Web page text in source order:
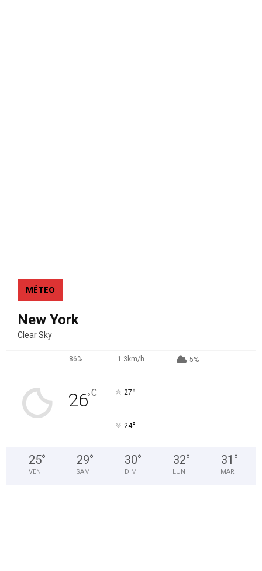
MÉTEO
New York
Clear Sky
86% 1.3km/h 5%
26°C 27°
24°
25°
VEN
29°
SAM
30°
DIM
32°
LUN
31 °
MAR